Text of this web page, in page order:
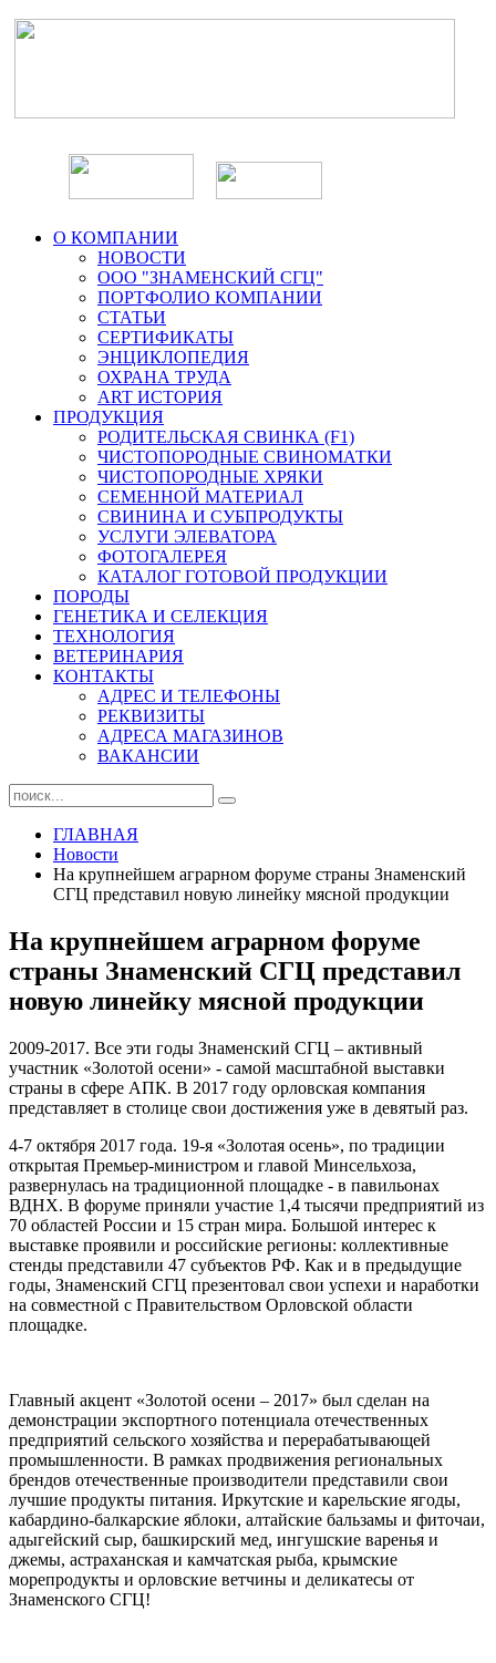
О КОМПАНИИ
НОВОСТИ
ООО "ЗНАМЕНСКИЙ СГЦ"
ПОРТФОЛИО КОМПАНИИ
СТАТЬИ
СЕРТИФИКАТЫ
ЭНЦИКЛОПЕДИЯ
ОХРАНА ТРУДА
ART ИСТОРИЯ
ПРОДУКЦИЯ
РОДИТЕЛЬСКАЯ СВИНКА (F1)
ЧИСТОПОРОДНЫЕ СВИНОМАТКИ
ЧИСТОПОРОДНЫЕ ХРЯКИ
СЕМЕННОЙ МАТЕРИАЛ
СВИНИНА И СУБПРОДУКТЫ
УСЛУГИ ЭЛЕВАТОРА
ФОТОГАЛЕРЕЯ
КАТАЛОГ ГОТОВОЙ ПРОДУКЦИИ
ПОРОДЫ
ГЕНЕТИКА И СЕЛЕКЦИЯ
ТЕХНОЛОГИЯ
ВЕТЕРИНАРИЯ
КОНТАКТЫ
АДРЕС И ТЕЛЕФОНЫ
РЕКВИЗИТЫ
АДРЕСА МАГАЗИНОВ
ВАКАНСИИ
ГЛАВНАЯ
Новости
На крупнейшем аграрном форуме страны Знаменский
СГЦ представил новую линейку мясной продукции
На крупнейшем аграрном форуме
страны Знаменский СГЦ представил
новую линейку мясной продукции
2009-2017. Все эти годы Знаменский СГЦ – активный
участник «Золотой осени» - самой масштабной выставки
страны в сфере АПК. В 2017 году орловская компания
представляет в столице свои достижения уже в девятый раз.
4-7 октября 2017 года. 19-я «Золотая осень», по традиции
открытая Премьер-министром и главой Минсельхоза,
развернулась на традиционной площадке - в павильонах
ВДНХ. В форуме приняли участие 1,4 тысячи предприятий из
70 областей России и 15 стран мира. Большой интерес к
выставке проявили и российские регионы: коллективные
стенды представили 47 субъектов РФ. Как и в предыдущие
годы, Знаменский СГЦ презентовал свои успехи и наработки
на совместной с Правительством Орловской области
площадке.
Главный акцент «Золотой осени – 2017» был сделан на
демонстрации экспортного потенциала отечественных
предприятий сельского хозяйства и перерабатывающей
промышленности. В рамках продвижения региональных
брендов отечественные производители представили свои
лучшие продукты питания. Иркутские и карельские ягоды,
кабардино-балкарские яблоки, алтайские бальзамы и фиточаи,
адыгейский сыр, башкирский мед, ингушские варенья и
джемы, астраханская и камчатская рыба, крымские
морепродукты и орловские ветчины и деликатесы от
Знаменского СГЦ!